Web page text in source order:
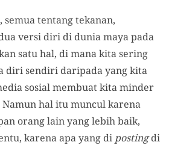
semua tentang tekanan,
versi diri di dunia maya pada
satu hal, di mana kita sering
diri sendiri daripada yang kita
sosial membuat kita minder
hal itu muncul karena
orang lain yang lebih baik,
karena apa yang di postingdi